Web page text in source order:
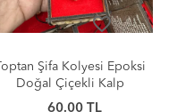
favorite_border
Kişiye Özel Lazer Baskıya
Uygun Kararma Yapmaz
Çelik Kolye Modelleri -
130.00 TL